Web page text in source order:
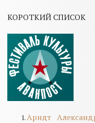
КОРОТКИЙ СПИСОК
Арндт